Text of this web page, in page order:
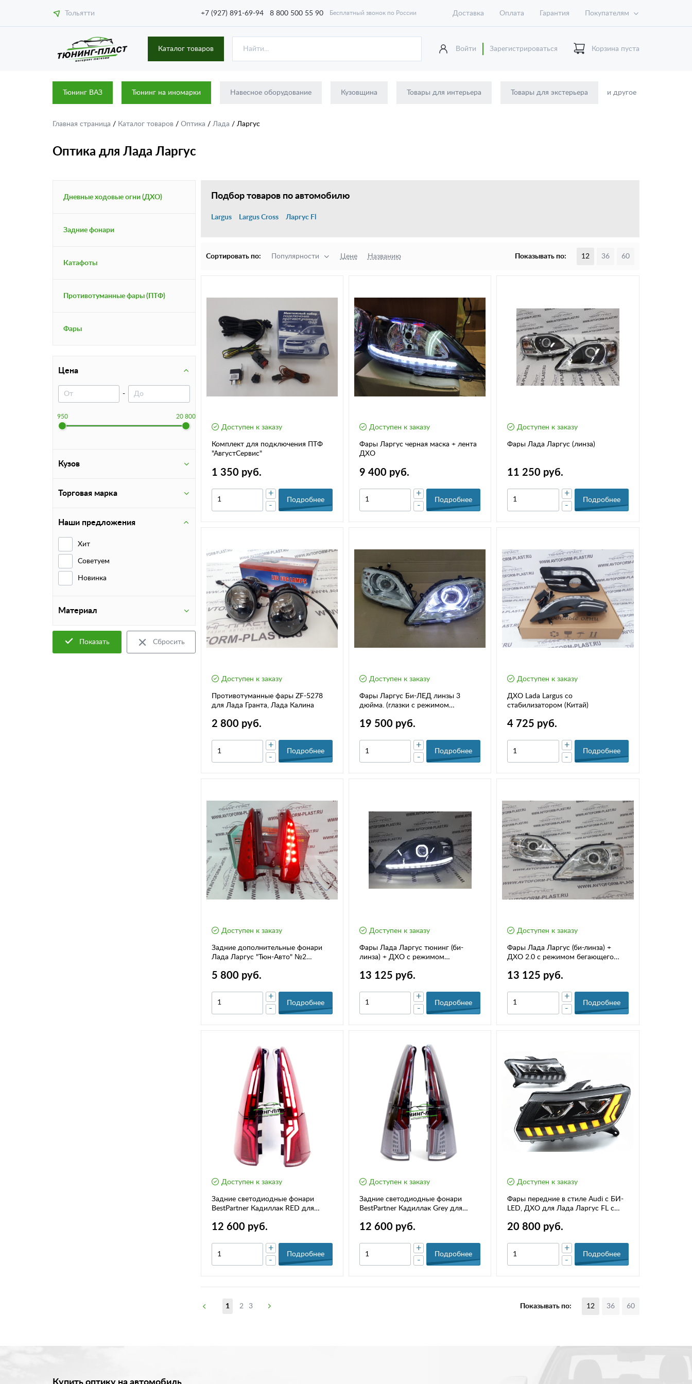
Тольятти +7 (927) 891-69-94 8 800 500 55 90 Бесплатный звонок по России Доставка Оплата Гарантия Покупателям
Каталог товаров Войти Зарегистрироваться Корзина пуста
Тюнинг ВАЗ Тюнинг на иномарки Навесное оборудование Кузовщина Товары для интерьера Товары для экстерьера и другое
Главная страница / Каталог товаров / Оптика / Лада / Ларгус
Оптика для Лада Ларгус
Дневные ходовые огни (ДХО)
Задние фонари
Катафоты
Противотуманные фары (ПТФ)
Фары
Цена
-
950 20 800
Кузов
Торговая марка
Наши предложения
Хит
Советуем
Новинка
Материал
Показать Сбросить
Подбор товаров по автомобилю
Largus Largus Cross Ларгус Fl
Сортировать по: Популярности Цене Названию Показывать по: 12 36 60
Доступен к заказу
Комплект для подключения ПТФ
"АвгустСервис"
1 350 руб.
-
+
Подробнее
Доступен к заказу
Фары Ларгус черная маска + лента
ДХО
9 400 руб.
-
+
Подробнее
Доступен к заказу
Фары Лада Ларгус (линза)
11 250 руб.
-
+
Подробнее
Доступен к заказу
Противотуманные фары ZF-5278
для Лада Гранта, Лада Калина
2 800 руб.
-
+
Подробнее
Доступен к заказу
Фары Ларгус Би-ЛЕД линзы 3
дюйма. (глазки с режимом
19 500 руб.
-
+
Подробнее
Доступен к заказу
ДХО Lada Largus со
стабилизатором (Китай)
4 725 руб.
-
+
Подробнее
Доступен к заказу
Задние дополнительные фонари
Лада Ларгус "Тюн-Авто" №2
5 800 руб.
-
+
Подробнее
Доступен к заказу
Фары Лада Ларгус тюнинг (би-
линза) + ДХО с режимом
13 125 руб.
-
+
Подробнее
Доступен к заказу
Фары Лада Ларгус (би-линза) +
ДХО 2.0 с режимом бегающего
13 125 руб.
-
+
Подробнее
Доступен к заказу
Задние светодиодные фонари
BestPartner Кадиллак RED для
12 600 руб.
-
+
Подробнее
Доступен к заказу
Задние светодиодные фонари
BestPartner Кадиллак Grey для
12 600 руб.
-
+
Подробнее
Доступен к заказу
Фары передние в стиле Audi с БИ-
LED, ДХО для Лада Ларгус FL с
20 800 руб.
-
+
Подробнее
1 2 3 Показывать по: 12 36 60